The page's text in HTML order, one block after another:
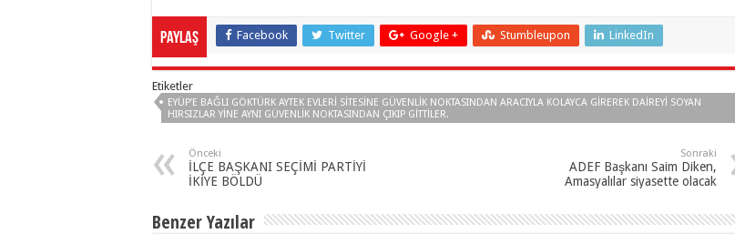
Paylaş Facebook Twitter Google + Stumbleupon LinkedIn
Etiketler
EYÜP’E BAĞLI GÖKTÜRK AYTEK EVLERI SITESINE GÜVENLIK NOKTASINDAN ARACIYLA KOLAYCA GIREREK DAIREYI SOYAN
HIRSIZLAR YINE AYNI GÜVENLIK NOKTASINDAN ÇIKIP GITTILER.
Önceki
İLÇE BAŞKANI SEÇİMİ PARTİYİ
İKİYE BÖLDÜ
Sonraki
ADEF Başkanı Saim Diken,
Amasyalılar siyasette olacak
Benzer Yazılar